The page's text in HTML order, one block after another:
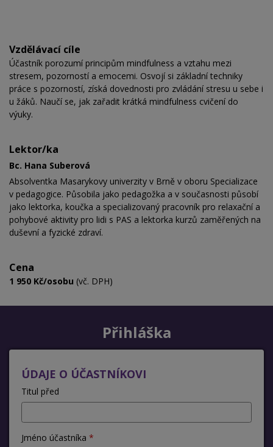
Vzdělávací cíle
Účastník porozumí principům mindfulness a vztahu mezi
stresem, pozorností a emocemi. Osvojí si základní techniky
práce s pozorností, získá dovednosti pro zvládání stresu u sebe i
u žáků. Naučí se, jak zařadit krátká mindfulness cvičení do
výuky.
Lektor/ka
Bc. Hana Suberová
Absolventka Masarykovy univerzity v Brně v oboru Specializace
v pedagogice. Působila jako pedagožka a v současnosti působí
jako lektorka, koučka a specializovaný pracovník pro relaxační a
pohybové aktivity pro lidi s PAS a lektorka kurzů zaměřených na
duševní a fyzické zdraví.
Cena
1 950 Kč/osobu (vč. DPH)
Přihláška
ÚDAJE O ÚČASTNÍKOVI
Titul před
Jméno účastníka